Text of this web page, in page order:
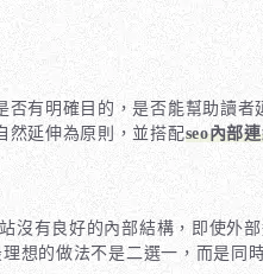
有明確目的，是否能幫助讀者
然延伸為原則，並搭配seo內部
沒有良好的內部結構，即使外
想的做法不是二選一，而是同